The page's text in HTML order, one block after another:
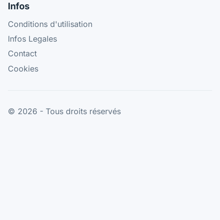
Infos
Conditions d'utilisation
Infos Legales
Contact
Cookies
© 2026 - Tous droits réservés